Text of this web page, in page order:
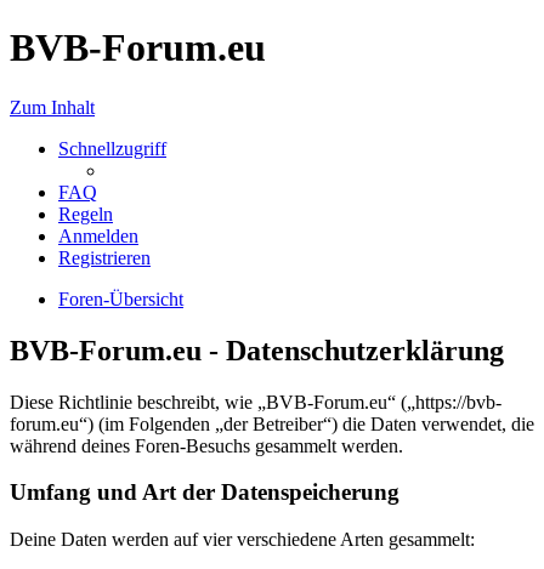
BVB-Forum.eu
Zum Inhalt
Schnellzugriff
FAQ
Regeln
Anmelden
Registrieren
Foren-Übersicht
BVB-Forum.eu - Datenschutzerklärung
Diese Richtlinie beschreibt, wie „BVB-Forum.eu“ („https://bvb-
forum.eu“) (im Folgenden „der Betreiber“) die Daten verwendet, die
während deines Foren-Besuchs gesammelt werden.
Umfang und Art der Datenspeicherung
Deine Daten werden auf vier verschiedene Arten gesammelt: